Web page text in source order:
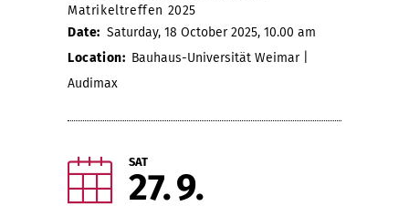
Matrikeltreffen 2025
Date: Saturday, 18 October 2025, 10.00 am
Location: Bauhaus-Universität Weimar |
Audimax
SAT
27 9